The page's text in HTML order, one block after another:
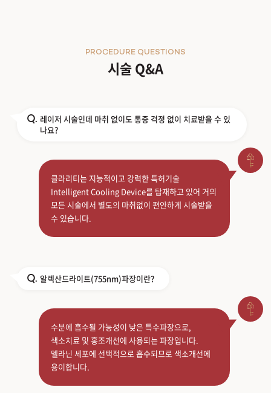
시술 Q&A
PROCEDURE QUESTIONS
Q. 레이저 시술인데 마취 없이도 통증 걱정 없이 치료받을 수 있
나요?
클라리티는 지능적이고 강력한 특허기술
Intelligent Cooling Device를 탑재하고 있어 거의
모든 시술에서 별도의 마취없이 편안하게 시술받을
수 있습니다.
Q. 알렉산드라이트(755nm)파장이란?
수분에 흡수될 가능성이 낮은 특수파장으로,
색소치료 및 홍조개선에 사용되는 파장입니다.
멜라닌 세포에 선택적으로 흡수되므로 색소개선에
용이합니다.